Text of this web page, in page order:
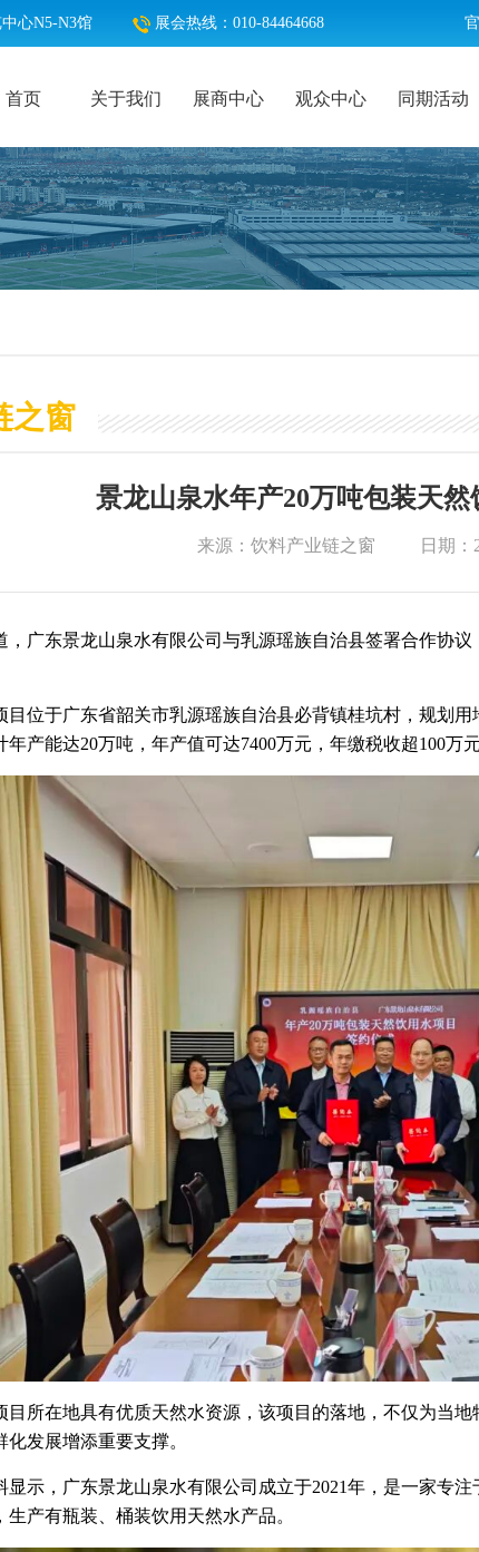
心N5-N3馆 展会热线：010-84464668
首页 关于我们 展商中心 观众中心 同期活动
之窗
景龙山泉水年产20万吨包装天
来源：饮料产业链之窗 日期：
，广东景龙山泉水有限公司与乳源瑶族自治县签署合作协议
目位于广东省韶关市乳源瑶族自治县必背镇桂坑村 ，规划
年产能达20万吨，年产值可达7400万元，年缴税收超100万
目所在地具有优质天然水资源，该项目的落地，不仅为当
化发展增添重要支撑。
显示，广东景龙山泉水有限公司成立于2021年，是一家专
生产有瓶装、桶装饮用天然水产品。